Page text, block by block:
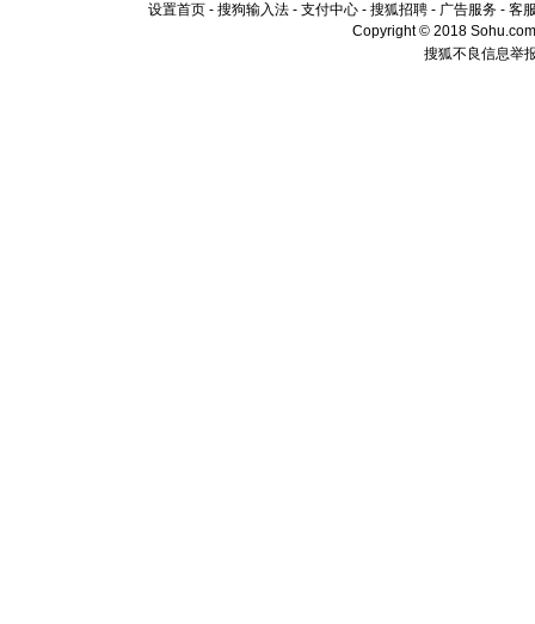
设置首页 - 搜狗输入法 - 支付中心 - 搜狐招聘 - 广告服务 - 客
Copyright © 2018
搜狐不良信息举